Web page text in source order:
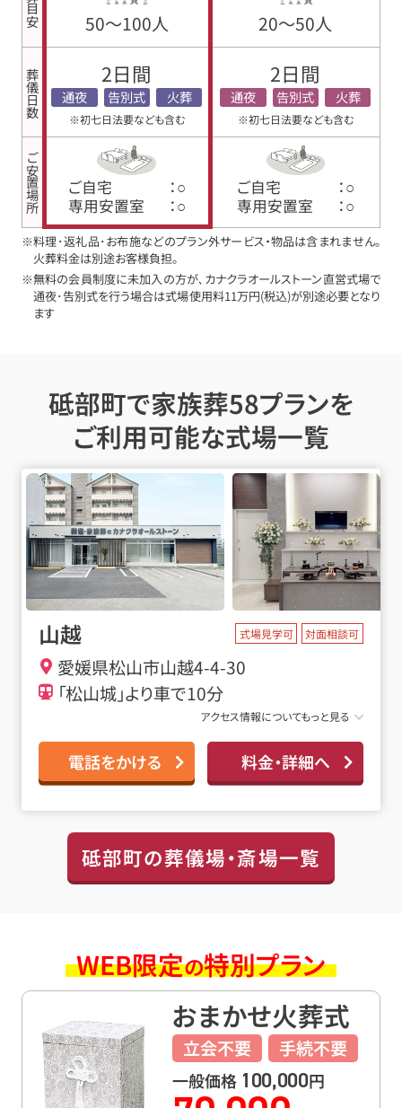
葬儀日数
ご安置場所
50〜100人
2日間
通夜 告別式 火葬
※初七日法要なども含む
ご自宅
：○
専用安置室
：○
20〜50人
2日間
通夜 告別式 火葬
※初七日法要なども含む
ご自宅
：○
専用安置室
：○
※料理･返礼品･お布施などのプラン外サービス・物品は含まれません。
火葬料金は別途お客様負担。
※無料の会員制度に未加入の方が､カナクラオールストーン直営式場で
通夜･告別式を行う場合は式場使用料11万円(税込)が別途必要となり
ます
砥部町で家族葬58プランを
ご利用可能な式場一覧
山越 式場見学可 対面相談可
愛媛県松山市山越4-4-30
「松山城」より車で10分
アクセス情報についてもっと見る
電話をかける 料金・詳細へ
砥部町の葬儀場・斎場一覧
WEB限定の特別プラン
おまかせ火葬式
立会不要 手続不要
一般価格 100,000円